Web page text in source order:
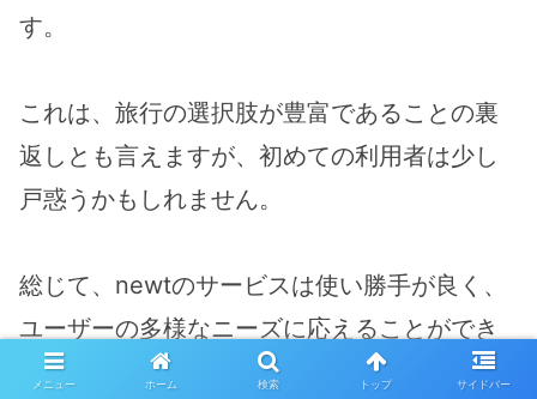
す。
これは、旅行の選択肢が豊富であることの裏
返しとも言えますが、初めての利用者は少し
戸惑うかもしれません。
総じて、newtのサービスは使い勝手が良く、
ユーザーの多様なニーズに応えることができ
るため、多くの旅行者に支持されています。
メニュー ホーム 検索 トップ サイドバー